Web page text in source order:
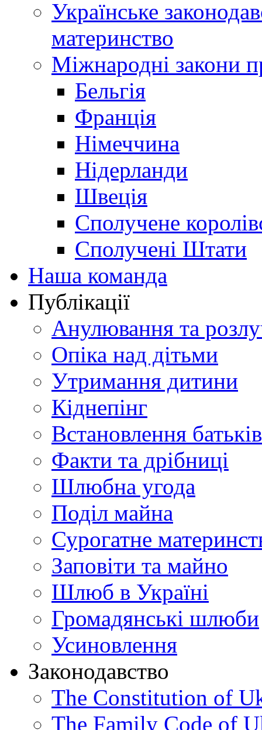
Українське
материнство
Міжнародні закони
Бельгія
Франція
Німеччина
Нідерланди
Швеція
Сполучене
Сполучені Штати
Наша команда
Публікації
Анулювання та
Опіка над дітьми
Утримання дитини
Кіднепінг
Встановлення
Факти та дрібниці
Шлюбна угода
Поділ майна
Сурогатне
Заповіти та майно
Шлюб в Україні
Громадянські шлюби
Усиновлення
Законодавство
The Constitution of
The Family Code of